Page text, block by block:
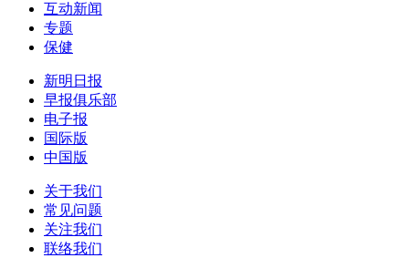
互动新闻
专题
保健
新明日报
早报俱乐部
电子报
国际版
中国版
关于我们
常见问题
关注我们
联络我们